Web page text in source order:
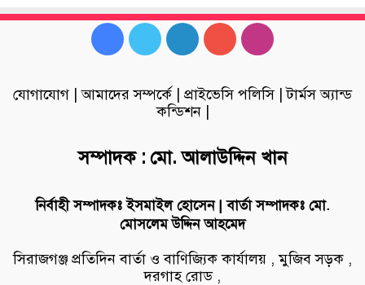
FacebookTwitterLinkedInYouTubeInstagram
যোগাযোগ |আমাদের সম্পর্কে প্রাইভেসি পলিসি|টার্মস অ্যান্ড
কন্ডিশন|
সম্পাদক : মো. আলাউদ্দিন খান
নির্বাহী সম্পাদকঃ ইসমাইল হোসেন | বার্তা সম্পাদকঃ মো.
মোসলেম উদ্দিন আহমেদ
সিরাজগঞ্জ প্রতিদিন বার্তা ও বাণিজ্যিক কার্যালয় , মুজিব সড়ক ,
দরগাহ রোড ,